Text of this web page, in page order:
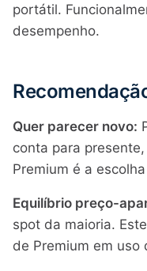
portátil.
desempenho.
Quer parecer novo:
conta para
Premium é a
Equilíbrio preço-
spot da maioria.
de Premium em uso